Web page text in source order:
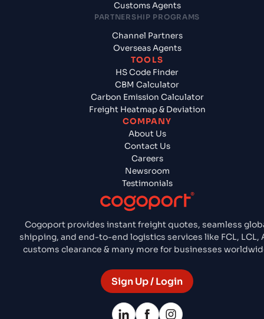
Cogoport provides instant freight quotes, seamless
shipping, and end-to-end logistics services like FCL, LCL,
customs clearance & many more for businesses
Sign Up / Login
Customs Agents
PARTNERSHIP PROGRAMS
Channel Partners
Overseas Agents
TOOLS
HS Code Finder
CBM Calculator
Carbon Emission Calculator
Freight Heatmap & Deviation
COMPANY
About Us
Contact Us
Careers
Newsroom
Testimonials